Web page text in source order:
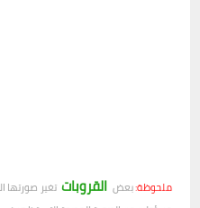
ملحوظة:بعض القروبات تغير صورتها